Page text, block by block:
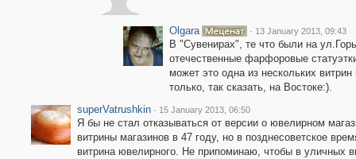
Olgara · 13 January 2013, 09:43
В "Сувенирах", те что были на
отечественные фарфоровые
может это одна из нескольких
только, так сказать, на Востоке:).
superVatrushkin · 15 January 2013, 06:50
Я бы не стал отказываться от версии о ювелирном
витрины магазинов в 47 году, но в позднесоветское
витрина ювелирного. Не припоминаю, чтобы в уличных